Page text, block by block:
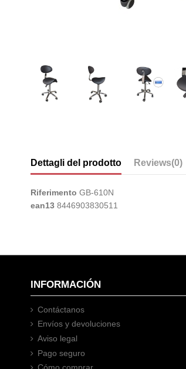
Dettagli del prodotto Reviews(0)
Riferimento GB-610N
ean13 8446903830511
INFORMACIÓN
Contáctanos
Envíos y devoluciones
Aviso legal
Pago seguro